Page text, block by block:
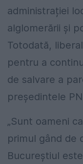
administrației
alglomerării și
Totodată,
pentru a
de salvare a
președintele
„Sunt oameni
primul gând de
Bucureștiul